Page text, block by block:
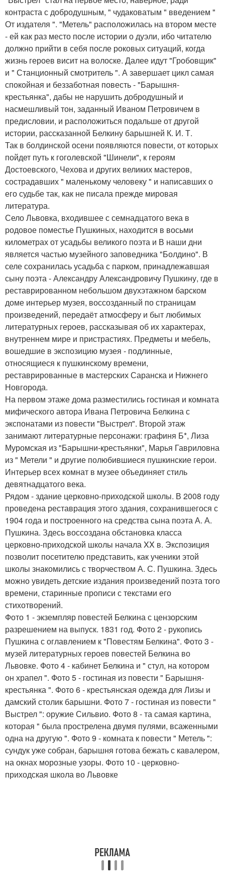
контраста с добродушным, " чудаковатым " введением "
От издателя ". "Метель" расположилась на втором месте
- ей как раз место после истории о дуэли, ибо читателю
должно прийти в себя после роковых ситуаций, когда
жизнь героев висит на волоске. Далее идут "Гробовщик"
и " Станционный смотритель ". А завершает цикл самая
спокойная и беззаботная повесть - "Барышня-
крестьянка", дабы не нарушить добродушный и
насмешливый тон, заданный Иваном Петровичем в
предисловии, и расположиться подальше от другой
истории, рассказанной Белкину барышней К. И. Т.
Так в болдинской осени появляются повести, от которых
пойдет путь к гоголевской "Шинели", к героям
Достоевского, Чехова и других великих мастеров,
сострадавших " маленькому человеку " и написавших о
его судьбе так, как не писала прежде мировая
литература.
Село Львовка, входившее с семнадцатого века в
родовое поместье Пушкиных, находится в восьми
километрах от усадьбы великого поэта и В наши дни
является частью музейного заповедника "Болдино". В
селе сохранилась усадьба с парком, принадлежавшая
сыну поэта - Александру Александровичу Пушкину, где в
реставрированном небольшом двухэтажном барском
доме интерьер музея, воссозданный по страницам
произведений, передаёт атмосферу и быт любимых
литературных героев, рассказывая об их характерах,
внутреннем мире и пристрастиях. Предметы и мебель,
вошедшие в экспозицию музея - подлинные,
относящиеся к пушкинскому времени,
реставрированные в мастерских Саранска и Нижнего
Новгорода.
На первом этаже дома разместились гостиная и комната
мифического автора Ивана Петровича Белкина с
экспонатами из повести "Выстрел". Второй этаж
занимают литературные персонажи: графиня Б*, Лиза
Муромская из "Барышни-крестьянки", Марья Гавриловна
из " Метели " и другие полюбившиеся пушкинские герои.
Интерьер всех комнат в музее объединяет стиль
девятнадцатого века.
Рядом - здание церковно-приходской школы. В 2008 году
проведена реставрация этого здания, сохранившегося с
1904 года и построенного на средства сына поэта А. А.
Пушкина. Здесь воссоздана обстановка класса
церковно-приходской школы начала XX в. Экспозиция
позволит посетителю представить, как ученики этой
школы знакомились с творчеством А. С. Пушкина. Здесь
можно увидеть детские издания произведений поэта того
времени, старинные прописи с текстами его
стихотворений.
Фото 1 - экземпляр повестей Белкина с цензорским
разрешением на выпуск. 1831 год. Фото 2 - рукопись
Пушкина с оглавлением к "Повестям Белкина". Фото 3 -
музей литературных героев повестей Белкина во
Львовке. Фото 4 - кабинет Белкина и " стул, на котором
он храпел ". Фото 5 - гостиная из повести " Барышня-
крестьянка ". Фото 6 - крестьянская одежда для Лизы и
дамский столик барышни. Фото 7 - гостиная из повести "
Выстрел ": оружие Сильвио. Фото 8 - та самая картина,
которая " была прострелена двумя пулями, всаженными
одна на другую ". Фото 9 - комната к повести " Метель ":
сундук уже собран, барышня готова бежать с кавалером,
на окнах морозные узоры. Фото 10 - церковно-
приходская школа во Львовке